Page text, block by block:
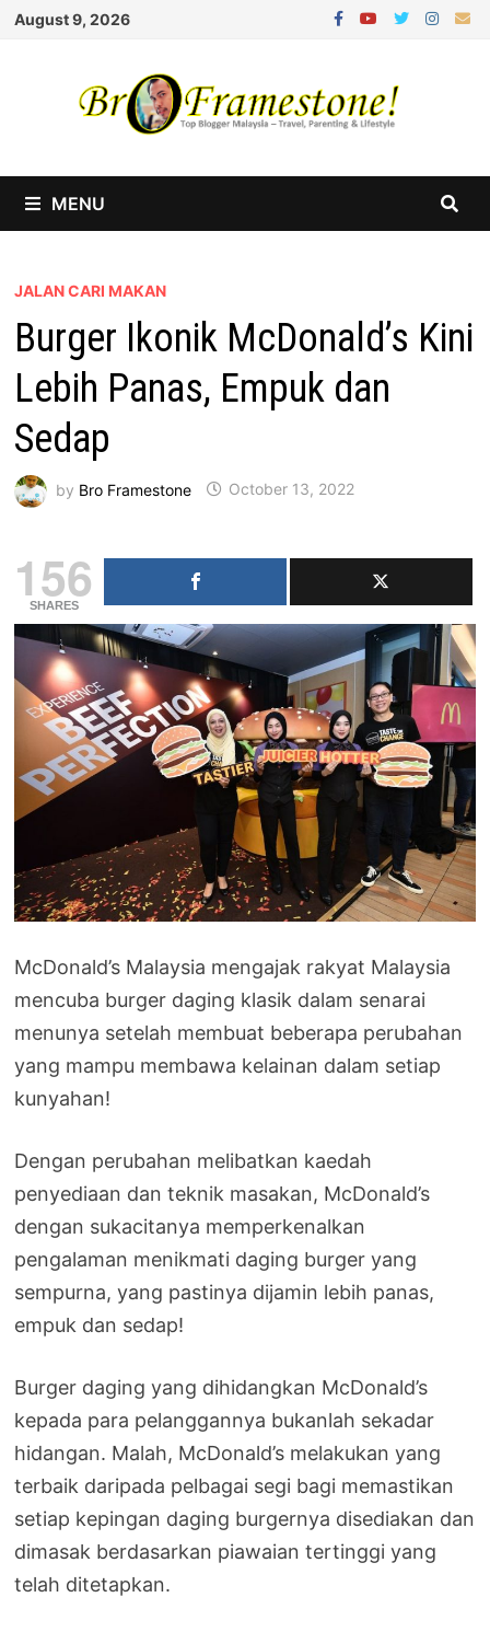
Skip
August 9, 2026
MENU
JALAN CARI MAKAN
Burger Ikonik McDonald’s Kini
Lebih Panas, Empuk dan
Sedap
by Bro Framestone October 13, 2022
156
SHARES
McDonald’s Malaysia mengajak rakyat Malaysia
mencuba burger daging klasik dalam senarai
menunya setelah membuat beberapa perubahan
yang mampu membawa kelainan dalam setiap
kunyahan!
Dengan perubahan melibatkan kaedah
penyediaan dan teknik masakan, McDonald’s
dengan sukacitanya memperkenalkan
pengalaman menikmati daging burger yang
sempurna, yang pastinya dijamin lebih panas,
empuk dan sedap!
Burger daging yang dihidangkan McDonald’s
kepada para pelanggannya bukanlah sekadar
hidangan. Malah, McDonald’s melakukan yang
terbaik daripada pelbagai segi bagi memastikan
setiap kepingan daging burgernya disediakan dan
dimasak berdasarkan piawaian tertinggi yang
telah ditetapkan.